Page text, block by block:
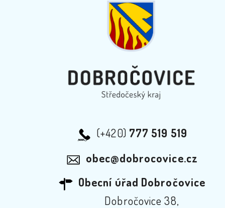
(+420) 777 519 519
obec@dobrocovice.cz
Obecní úřad Dobročovice
Dobročovice 38,